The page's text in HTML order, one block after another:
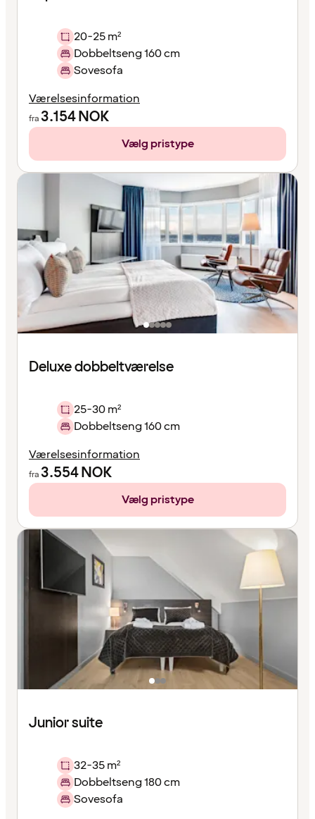
20-25 m²
Dobbeltseng 160 cm
Sovesofa
Værelsesinformation
fra 3.154NOK
Vælg pristype
Deluxe dobbeltværelse
25-30 m²
Dobbeltseng 160 cm
Værelsesinformation
fra 3.554NOK
Vælg pristype
Junior suite
32-35 m²
Dobbeltseng 180 cm
Sovesofa